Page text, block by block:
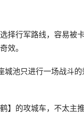
行军路线，容易被
效。
池只进行一场战斗的
的攻城车，不太主推